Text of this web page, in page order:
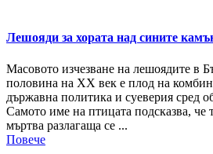
Лешояди за хората над сините
Масовото изчезване на лешоядите в
половина на XX век е плод на
държавна политика и суеверия сред
Самото име на птицата подсказва, че
мъртва разлагаща се ...
Повече